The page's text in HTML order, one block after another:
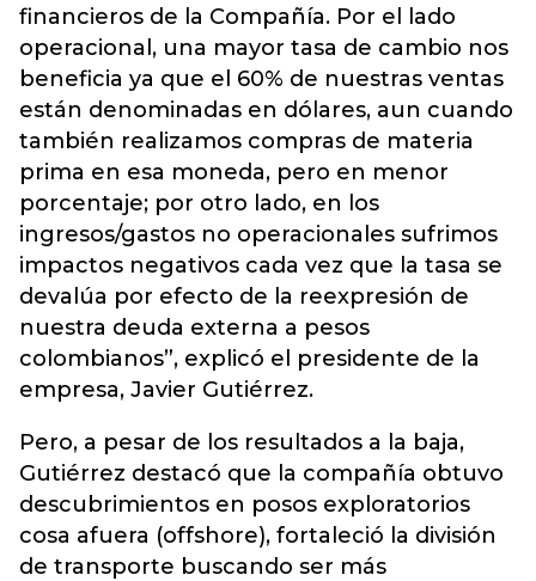
financieros de la Compañía. Por el lado
operacional, una mayor tasa de cambio nos
beneficia ya que el 60% de nuestras ventas
están denominadas en dólares, aun cuando
también realizamos compras de materia
prima en esa moneda, pero en menor
porcentaje; por otro lado, en los
ingresos/gastos no operacionales sufrimos
impactos negativos cada vez que la tasa se
devalúa por efecto de la reexpresión de
nuestra deuda externa a pesos
colombianos”, explicó el presidente de la
empresa, Javier Gutiérrez.
Pero, a pesar de los resultados a la baja,
Gutiérrez destacó que la compañía obtuvo
descubrimientos en posos exploratorios
cosa afuera (offshore), fortaleció la división
de transporte buscando ser más